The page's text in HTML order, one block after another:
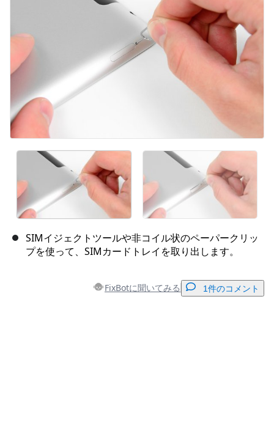
SIMイジェクトツールや非コイル状のペーパークリッ
プを使って、SIMカードトレイを取り出します。
FixBotに聞いてみる 1件のコメント